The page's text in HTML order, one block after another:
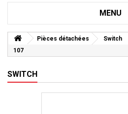
MENU
Pièces détachées Switch
107
SWITCH